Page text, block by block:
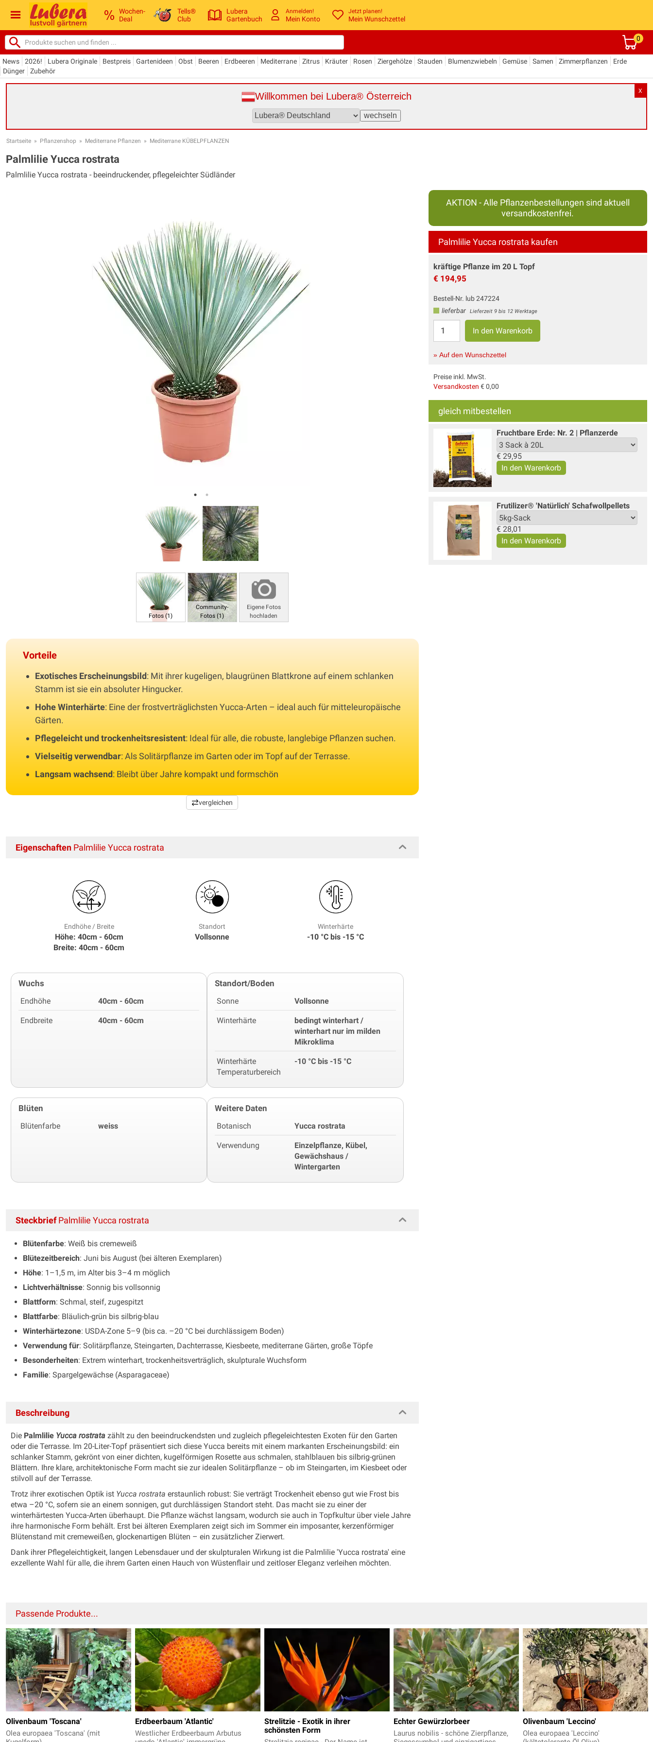
Wochen-
Deal
Tells®
Club
Lubera
Gartenbuch
Anmelden!
Mein Konto
Jetzt planen!
Mein Wunschzettel
0
News 2026! Lubera Originale Bestpreis Gartenideen Obst Beeren Erdbeeren Mediterrane Zitrus Kräuter Rosen Ziergehölze Stauden Blumenzwiebeln Gemüse Samen Zimmerpflanzen
Erde
Dünger
Zubehör
X
Willkommen bei Lubera® Österreich
Startseite » Pflanzenshop » Mediterrane Pflanzen » Mediterrane KÜBELPFLANZEN
Palmlilie Yucca rostrata
Palmlilie Yucca rostrata - beeindruckender, pflegeleichter Südländer
Fotos (1)
Community-
Fotos (1)
Eigene Fotos
hochladen
Vorteile
Exotisches Erscheinungsbild: Mit ihrer kugeligen, blaugrünen Blattkrone auf einem schlanken
Stamm ist sie ein absoluter Hingucker.
Hohe Winterhärte: Eine der frostverträglichsten Yucca-Arten – ideal auch für mitteleuropäische
Gärten.
Pflegeleicht und trockenheitsresistent: Ideal für alle, die robuste, langlebige Pflanzen suchen.
Vielseitig verwendbar: Als Solitärpflanze im Garten oder im Topf auf der Terrasse.
Langsam wachsend: Bleibt über Jahre kompakt und formschön
vergleichen
AKTION - Alle Pflanzenbestellungen sind aktuell
versandkostenfrei.
Palmlilie Yucca rostrata kaufen
kräftige Pflanze im 20 L Topf
€ 194,95
Bestell-Nr. lub 247224
lieferbar
Lieferzeit 9 bis 12 Werktage
» Auf den Wunschzettel
Preise inkl. MwSt.
Versandkosten € 0,00
gleich mitbestellen
Fruchtbare Erde: Nr. 2 | Pflanzerde
€ 29,95
Frutilizer® 'Natürlich' Schafwollpellets
€ 28,01
Eigenschaften Palmlilie Yucca rostrata
Endhöhe / Breite
Höhe: 40cm - 60cm
Breite: 40cm - 60cm
Standort
Vollsonne
Winterhärte
-10 °C bis -15 °C
Wuchs
Endhöhe 40cm - 60cm
Endbreite 40cm - 60cm
Standort/Boden
Sonne Vollsonne
Winterhärte
bedingt winterhart /
winterhart nur im milden
Mikroklima
Winterhärte
Temperaturbereich
-10 °C bis -15 °C
Blüten
Blütenfarbe weiss
Weitere Daten
Botanisch Yucca rostrata
Verwendung
Einzelpflanze, Kübel,
Gewächshaus /
Wintergarten
SteckbriefPalmlilie Yucca rostrata
Blütenfarbe: Weiß bis cremeweiß
Blütezeitbereich: Juni bis August (bei älteren Exemplaren)
Höhe: 1–1,5 m, im Alter bis 3–4 m möglich
Lichtverhältnisse: Sonnig bis vollsonnig
Blattform: Schmal, steif, zugespitzt
Blattfarbe: Bläulich-grün bis silbrig-blau
Winterhärtezone: USDA-Zone 5–9 (bis ca. –20 °C bei durchlässigem Boden)
Verwendung für: Solitärpflanze, Steingarten, Dachterrasse, Kiesbeete, mediterrane Gärten, große Töpfe
Besonderheiten: Extrem winterhart, trockenheitsverträglich, skulpturale Wuchsform
Familie: Spargelgewächse (Asparagaceae)
Beschreibung
Die Palmlilie Yucca rostrata zählt zu den beeindruckendsten und zugleich pflegeleichtesten Exoten für den Garten
oder die Terrasse. Im 20-Liter-Topf präsentiert sich diese Yucca bereits mit einem markanten Erscheinungsbild: ein
schlanker Stamm, gekrönt von einer dichten, kugelförmigen Rosette aus schmalen, stahlblauen bis silbrig-grünen
Blättern. Ihre klare, architektonische Form macht sie zur idealen Solitärpflanze – ob im Steingarten, im Kiesbeet oder
stilvoll auf der Terrasse.
Trotz ihrer exotischen Optik ist Yucca rostrata erstaunlich robust: Sie verträgt Trockenheit ebenso gut wie Frost bis
etwa –20 °C, sofern sie an einem sonnigen, gut durchlässigen Standort steht. Das macht sie zu einer der
winterhärtesten Yucca-Arten überhaupt. Die Pflanze wächst langsam, wodurch sie auch in Topfkultur über viele Jahre
ihre harmonische Form behält. Erst bei älteren Exemplaren zeigt sich im Sommer ein imposanter, kerzenförmiger
Blütenstand mit cremeweißen, glockenartigen Blüten – ein zusätzlicher Zierwert.
Dank ihrer Pflegeleichtigkeit, langen Lebensdauer und der skulpturalen Wirkung ist die Palmlilie 'Yucca rostrata' eine
exzellente Wahl für alle, die ihrem Garten einen Hauch von Wüstenflair und zeitloser Eleganz verleihen möchten.
Passende Produkte...
Olivenbaum 'Toscana'
Olea europaea 'Toscana' (mit
Erdbeerbaum 'Atlantic'
Westlicher Erdbeerbaum Arbutus
Strelitzie - Exotik in ihrer
schönsten Form
Echter Gewürzlorbeer
Laurus nobilis - schöne Zierpflanze,
Olivenbaum 'Leccino'
Olea europaea 'Leccino'